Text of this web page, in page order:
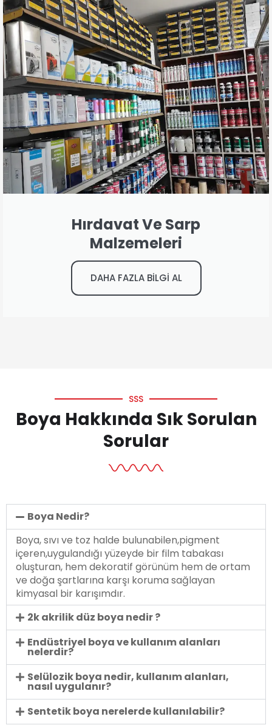
Hırdavat Ve Sarp
Malzemeleri
DAHA FAZLA BİLGİ AL
SSS
Boya Hakkında Sık Sorulan
Sorular
Boya Nedir?
Boya, sıvı ve toz halde bulunabilen,pigment
içeren,uygulandığı yüzeyde bir film tabakası
oluşturan, hem dekoratif görünüm hem de ortam
ve doğa şartlarına karşı koruma sağlayan
kimyasal bir karışımdır.
2k akrilik düz boya nedir ?
Endüstriyel boya ve kullanım alanları
nelerdir?
Selülozik boya nedir, kullanım alanları,
nasıl uygulanır?
Sentetik boya nerelerde kullanılabilir?